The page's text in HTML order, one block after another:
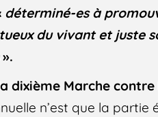
déterminé-es à
du vivant et juste
».
dixième Marchecontre
n’est que la